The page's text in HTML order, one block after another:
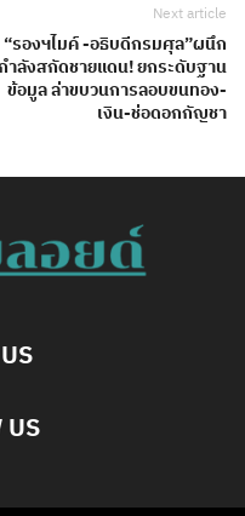
Next article
“รองฯไมค์ -อธิบดีกรมศุล”ผนึก
ำลังสกัดชายแดน! ยกระดับฐาน
ข้อมูล ล่าขบวนการลอบขนทอง-
เงิน-ช่อดอกกัญชา
US